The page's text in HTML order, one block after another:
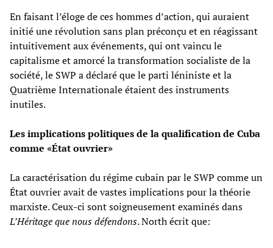
En faisant l’éloge de ces hommes d’action, qui auraient
initié une révolution sans plan préconçu et en réagissant
intuitivement aux événements, qui ont vaincu le
capitalisme et amorcé la transformation socialiste de la
société, le SWP a déclaré que le parti léniniste et la
Quatrième Internationale étaient des instruments
inutiles.
Les implications politiques de la qualification de Cuba
comme «État ouvrier»
La caractérisation du régime cubain par le SWP comme un
État ouvrier avait de vastes implications pour la théorie
marxiste. Ceux-ci sont soigneusement examinés dans
L’Héritage que nous défendons. North écrit que: